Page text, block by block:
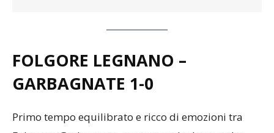
FOLGORE LEGNANO –
GARBAGNATE 1-0
Primo tempo equilibrato e ricco di emozioni tra